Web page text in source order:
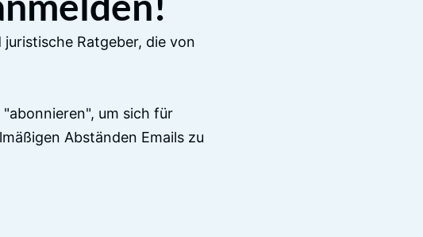
Ratgeber, die von
um sich für
Abständen Emails zu